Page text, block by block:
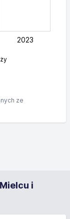
2023
ze
i